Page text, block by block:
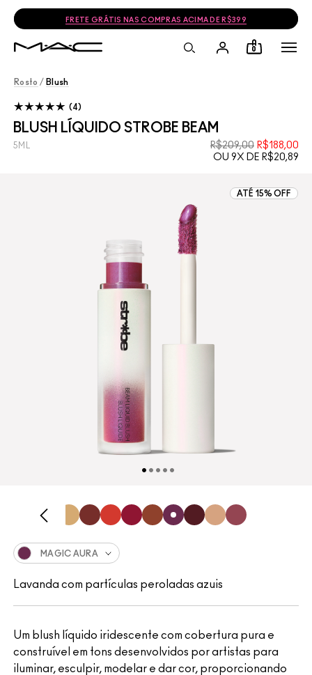
FRETE GRÁTIS NAS COMPRAS ACIMA DE R$399
0
Rosto / Blush
BLUSH LÍQUIDO STROBE BEAM
R$209,00 R$188,00
OU 9X DE R$20,89
5ML
4
ATÉ 15% OFF
Um blush líquido iridescente com cobertura pura e
construível em tons desenvolvidos por artistas para
iluminar, esculpir, modelar e dar cor, proporcionando
MAGIC AURA
Lavanda com partículas peroladas azuis